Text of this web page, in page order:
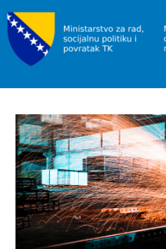
OBAVJEŠTENJA I REZULTATI
RAD I ZAPOŠLJAVANJE
SLUŽBA ZA ZAPOŠLJAVANJE
POVRATAK
INFORMACIJE/PROGRAMI
JAVNI POZIVI